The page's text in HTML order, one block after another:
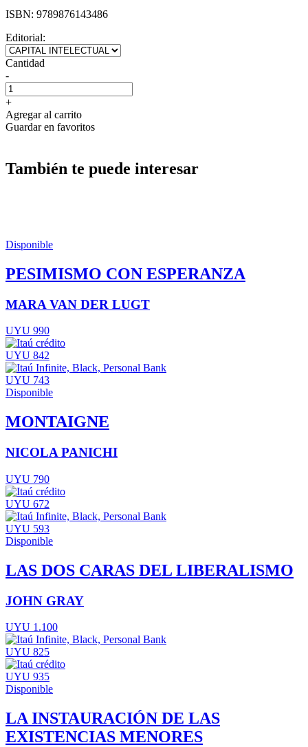
ISBN: 9789876143486
Editorial:
Cantidad
-
+
Agregar al carrito
Guardar en favoritos
También te puede interesar
Disponible
PESIMISMO CON ESPERANZA
MARA VAN DER LUGT
UYU 990
UYU 842
UYU 743
Disponible
MONTAIGNE
NICOLA PANICHI
UYU 790
UYU 672
UYU 593
Disponible
LAS DOS CARAS DEL LIBERALISMO
JOHN GRAY
UYU 1.100
UYU 825
UYU 935
Disponible
LA INSTAURACIÓN DE LAS
EXISTENCIAS MENORES